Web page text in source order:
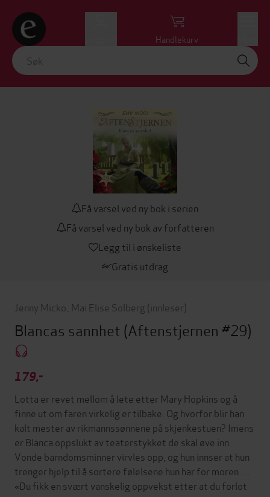
Handlekurv
Få varsel ved ny bok i serien
Få varsel ved ny bok av forfatteren
Legg til i ønskeliste
Gratis utdrag
Jenny Micko Mai Elise Solberg (innleser)
Blancas sannhet (Aftenstjernen #29)
179,-
Lotta er revet mellom å lete etter Mary Hopkins og å
finne ut om faren virkelig er tilbake. Og hvorfor blir han
kalt mester av rikmannssønnene på skjenkestuen? Imens
er Blanca oppslukt av teaterstykket de skal øve inn.
Vonde barndomsminner virvles opp, og hun innser at hun
trenger hjelp til å sortere følelsene hun har for moren …
«Du fikk en svært vanskelig oppvekst etter at du forlot